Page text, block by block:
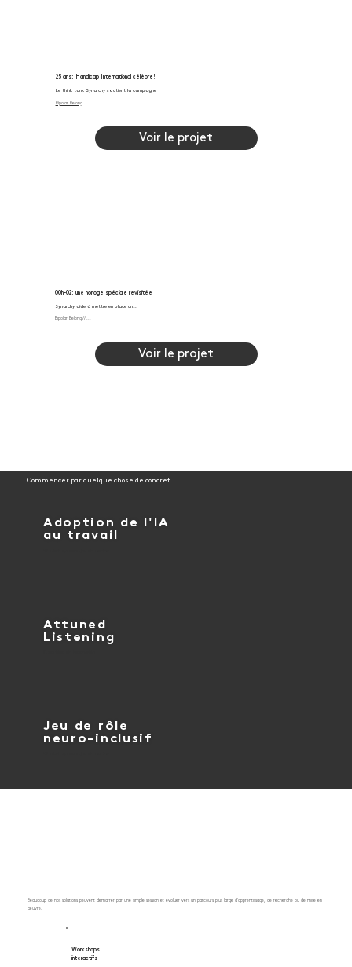
25 ans: Handicap International célèbre!
Le think tank Synarchy soutient la campagne
Bipolar Belong
Voir le projet
00h-02: une horloge spéciale revisitée
Synarchy aide à mettre en place un...
Bipolar Belong // ...
Voir le projet
Commencer par quelque chose de concret
Adoption de l'IA
au travail
Attuned
Listening
Jeu de rôle
neuro-inclusif
Beaucoup de nos solutions peuvent démarrer par une simple session et évoluer vers un parcours plus large d'apprentissage, de recherche ou de mise en
œuvre.
Workshops
interactifs